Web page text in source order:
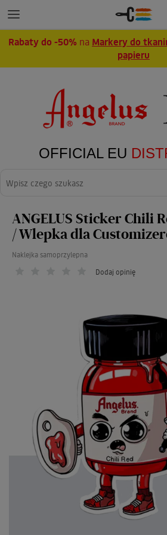
Rabaty do -50% na Markery do
papieru
OFFICIAL EU
ANGELUS Sticker Chili
/ Wlepka dla
Naklejka samoprzylepna
Dodaj opinię